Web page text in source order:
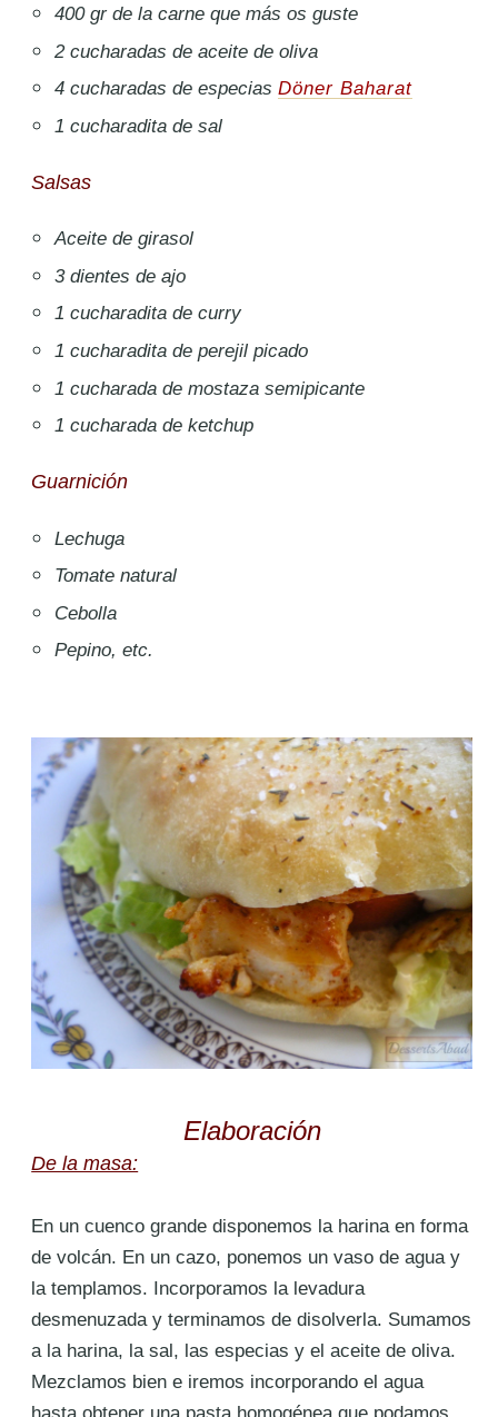
400 gr de la carne que más os guste
2 cucharadas de aceite de oliva
4 cucharadas de especias Döner Baharat
1 cucharadita de sal
Salsas
Aceite de girasol
3 dientes de ajo
1 cucharadita de curry
1 cucharadita de perejil picado
1 cucharada de mostaza semipicante
1 cucharada de ketchup
Guarnición
Lechuga
Tomate natural
Cebolla
Pepino, etc.
Elaboración
De la masa:
En un cuenco grande disponemos la harina en forma
de volcán. En un cazo, ponemos un vaso de agua y
la templamos. Incorporamos la levadura
desmenuzada y terminamos de disolverla. Sumamos
a la harina, la sal, las especias y el aceite de oliva.
Mezclamos bien e iremos incorporando el agua
hasta obtener una pasta homogénea que podamos